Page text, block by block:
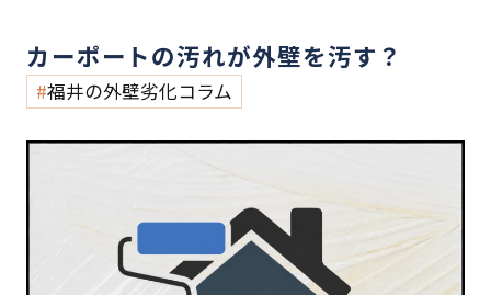
カーポートの汚れが外壁を汚す？
福井の外壁劣化コラム